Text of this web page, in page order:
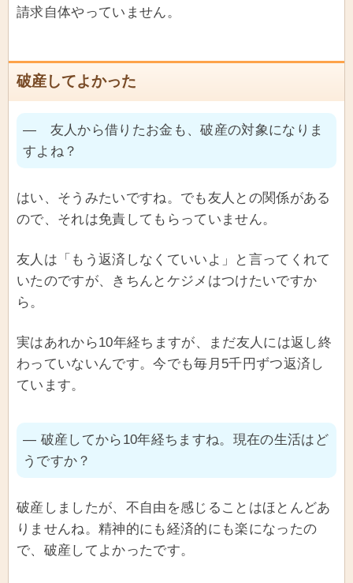
請求自体やっていません。
破産してよかった
― 友人から借りたお金も、破産の対象になりま
すよね？
はい、そうみたいですね。でも友人との関係がある
ので、それは免責してもらっていません。
友人は「もう返済しなくていいよ」と言ってくれて
いたのですが、きちんとケジメはつけたいですか
ら。
実はあれから10年経ちますが、まだ友人には返し終
わっていないんです。今でも毎月5千円ずつ返済し
ています。
― 破産してから10年経ちますね。現在の生活はど
うですか？
破産しましたが、不自由を感じることはほとんどあ
りませんね。精神的にも経済的にも楽になったの
で、破産してよかったです。